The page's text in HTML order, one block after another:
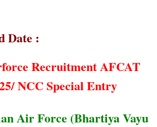
Date :
Recruitment AFCAT
NCC Special Entry
Air Force (Bhartiya Vayu